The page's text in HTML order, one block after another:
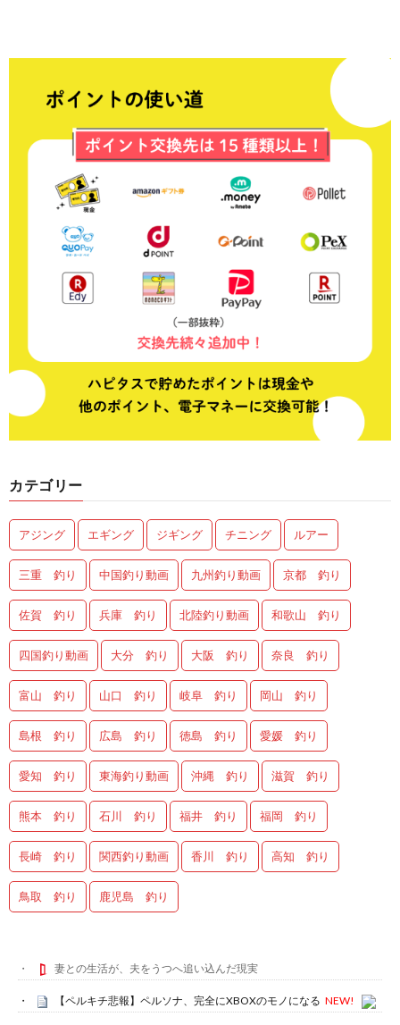
カテゴリー
アジング エギング ジギング チニング ルアー
三重 釣り 中国釣り動画 九州釣り動画 京都 釣り
佐賀 釣り 兵庫 釣り 北陸釣り動画 和歌山 釣り
四国釣り動画 大分 釣り 大阪 釣り 奈良 釣り
富山 釣り 山口 釣り 岐阜 釣り 岡山 釣り
島根 釣り 広島 釣り 徳島 釣り 愛媛 釣り
愛知 釣り 東海釣り動画 沖縄 釣り 滋賀 釣り
熊本 釣り 石川 釣り 福井 釣り 福岡 釣り
長崎 釣り 関西釣り動画 香川 釣り 高知 釣り
鳥取 釣り 鹿児島 釣り
妻との生活が、夫をうつへ追い込んだ現実
【ペルキチ悲報】ペルソナ、完全にXBOXのモノになる NEW!